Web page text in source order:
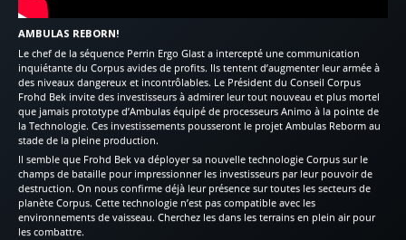
AMBULAS REBORN!
Le chef de la séquence Perrin Ergo Glast a intercepté une communication
inquiétante du Corpus avides de profits. Ils tentent d’augmenter leur armée à
des niveaux dangereux et incontrôlables. Le Président du Conseil Corpus
Frohd Bek invite des investisseurs à admirer leur tout nouveau et plus mortel
que jamais prototype d’Ambulas équipé de processeurs Animo à la pointe de
la Technologie. Ces investissements pousseront le projet Ambulas Reborm au
stade de la pleine production.
Il semble que Frohd Bek va déployer sa nouvelle technologie Corpus sur le
champs de bataille pour impressionner les investisseurs par leur pouvoir de
destruction. On nous confirme déjà leur présence sur toutes les secteurs de
planète Corpus. Cette technologie n’est pas compatible avec les
environnements de vaisseau. Cherchez les dans les terrains en plein air pour
les combattre.